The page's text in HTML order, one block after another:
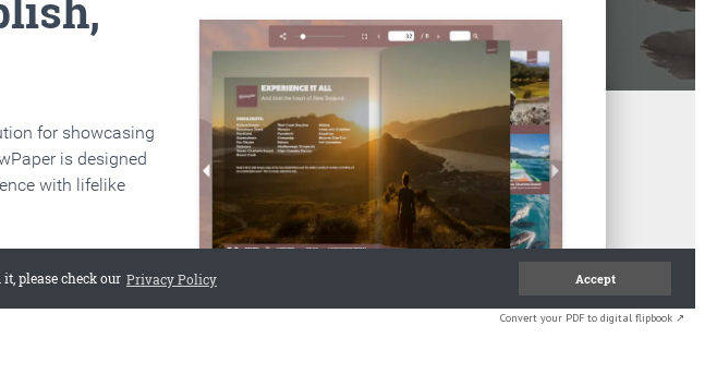
Convert your PDF to digital flipbook ↗